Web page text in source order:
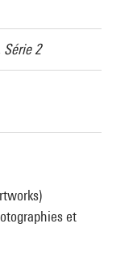
Série 2
et